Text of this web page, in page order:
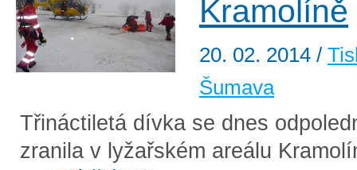
Kramolíně
20. 02. 2014 /
Šumava
Třináctiletá dívka se dnes
zranila v lyžařském areálu